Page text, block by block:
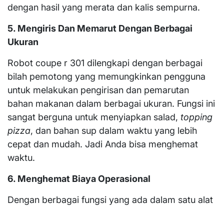
dengan hasil yang merata dan kalis sempurna.
5. Mengiris Dan Memarut Dengan Berbagai
Ukuran
Robot coupe r 301 dilengkapi dengan berbagai
bilah pemotong yang memungkinkan pengguna
untuk melakukan pengirisan dan pemarutan
bahan makanan dalam berbagai ukuran. Fungsi ini
sangat berguna untuk menyiapkan salad, topping
pizza, dan bahan sup dalam waktu yang lebih
cepat dan mudah. Jadi Anda bisa menghemat
waktu.
6. Menghemat Biaya Operasional
Dengan berbagai fungsi yang ada dalam satu alat